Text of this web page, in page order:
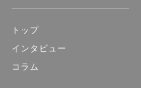
トップ
インタビュー
コラム